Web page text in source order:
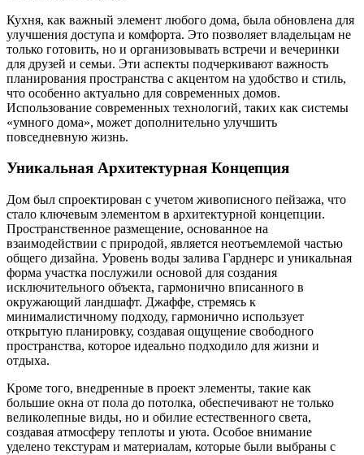
Кухня, как важный элемент любого дома, была обновлена для
улучшения доступа и комфорта. Это позволяет владельцам не
только готовить, но и организовывать встречи и вечеринки
для друзей и семьи. Эти аспекты подчеркивают важность
планирования пространства с акцентом на удобство и стиль,
что особенно актуально для современных домов.
Использование современных технологий, таких как системы
«умного дома», может дополнительно улучшить
повседневную жизнь.
Уникальная Архитектурная Концепция
Дом был спроектирован с учетом живописного пейзажа, что
стало ключевым элементом в архитектурной концепции.
Пространственное размещение, основанное на
взаимодействии с природой, является неотъемлемой частью
общего дизайна. Уровень воды залива Гарднерс и уникальная
форма участка послужили основой для создания
исключительного объекта, гармонично вписанного в
окружающий ландшафт. Джаффе, стремясь к
минималистичному подходу, гармонично использует
открытую планировку, создавая ощущение свободного
пространства, которое идеально подходило для жизни и
отдыха.
Кроме того, внедренные в проект элементы, такие как
большие окна от пола до потолка, обеспечивают не только
великолепные виды, но и обилие естественного света,
создавая атмосферу теплоты и уюта. Особое внимание
уделено текстурам и материалам, которые были выбраны с